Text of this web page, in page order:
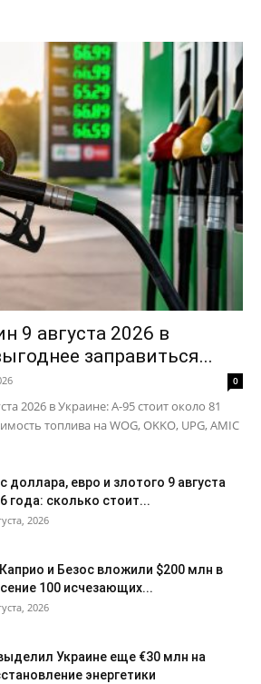
9 августа 2026 в
заправиться...
0
2026 в Украине: А-95 стоит около 81
топлива на WOG, OKKO, UPG, AMIC
доллара, евро и злотого 9 августа
года: сколько стоит...
2026
и Безос вложили $200 млн в
100 исчезающих...
2026
Украине еще €30 млн на
энергетики